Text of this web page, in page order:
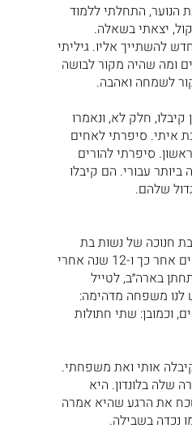
הנוער, התחלתי ללמוד
יצאתי בשאלה.
להשתייך אליו. גיליתי
ומה שהיה מקור לבושה
לשמחה ואהבה.
קיבלו, חלק לא, ונאמרו
איתי. סיפרתי לאחים
סיפרתי להורים
עבורי. הם קיבלו
שלהם.
חנוכה של נשות בת
קול. התחלנו לצאת כמה חודשים אחר כך ו-12 שנה אחרי
בארה״ב, לטייל
לנו משפחה מדהימה:
וכמובן: שתי חתולות
אותי ואת משפחתי.
שלה בלונדון. היא
את הרגע שהיא אמרה
נכדה בשבילה.